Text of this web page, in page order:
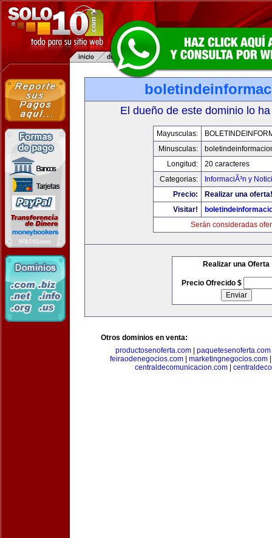
El dueño de este dominio lo
Mayusculas:
Minusculas:
Longitud:
20 caracteres
Categorias:
InformaciÃ³n y
Precio:
Realizar una oferta!
Visitar!
Serán consideradas
Realizar una Oferta
Precio Ofrecido $
Otros dominios en venta:
productosenoferta.com| paquetesenoferta.com
feiraodenegocios.com
marketingnegocios.com
centraldecomunicacion.com